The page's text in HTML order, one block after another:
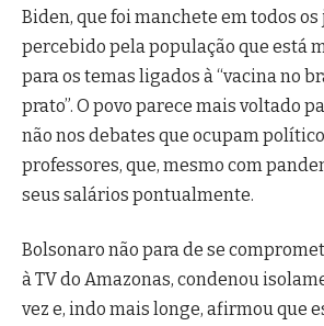
Biden, que foi manchete em todos
percebido pela população que está
para os temas ligados à “vacina no
prato”. O povo parece mais voltado
não nos debates que ocupam
professores, que, mesmo com
seus salários pontualmente.
Bolsonaro não para de se
à TV do Amazonas, condenou
vez e, indo mais longe, afirmou que